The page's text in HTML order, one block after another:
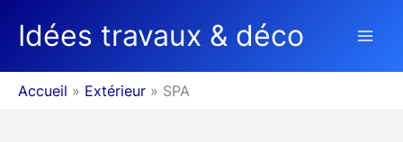
Idées travaux & déco
Accueil Extérieur SPA